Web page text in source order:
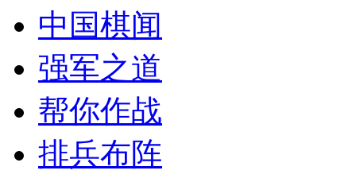
中国棋闻
强军之道
帮你作战
排兵布阵